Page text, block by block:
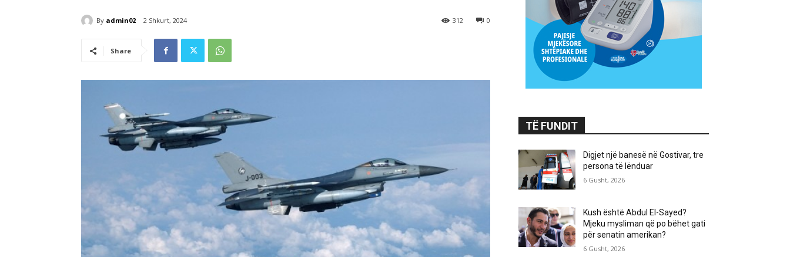
By admin02 2 Shkurt, 2024 0
312
Share
TË FUNDIT
Digjet një banesë në Gostivar, tre
persona të lënduar
6 Gusht, 2026
Kush është Abdul El-Sayed?
Mjeku mysliman që po bëhet gati
për senatin amerikan?
6 Gusht, 2026